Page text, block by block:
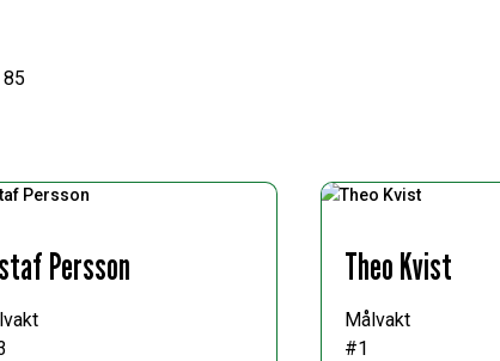
Persson Theo Kvist
Målvakt
#1